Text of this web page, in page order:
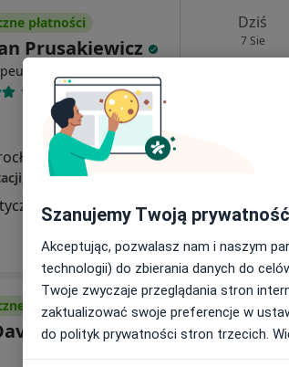
płatności
Prusakiewicz
109 opinii
• Mapa
190 zł
Dziś
7 Sie
płatności
Wawrzyniak
Dziś
Szanujemy Twoją prywatność
Akceptując, pozwalasz nam i naszym
technologii) do zbierania danych do
Twoje zwyczaje przeglądania stron
zaktualizować swoje preferencje w
do polityk prywatności stron trzecich.